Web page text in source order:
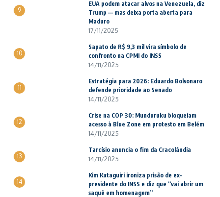
9
EUA podem atacar alvos na Venezuela, diz
Trump — mas deixa porta aberta para
Maduro
17/11/2025
10
Sapato de R$ 9,3 mil vira símbolo de
confronto na CPMI do INSS
14/11/2025
11
Estratégia para 2026: Eduardo Bolsonaro
defende prioridade ao Senado
14/11/2025
12
Crise na COP 30: Munduruku bloqueiam
acesso à Blue Zone em protesto em Belém
14/11/2025
13
Tarcísio anuncia o fim da Cracolândia
14/11/2025
14
Kim Kataguiri ironiza prisão de ex-
presidente do INSS e diz que “vai abrir um
saquê em homenagem”